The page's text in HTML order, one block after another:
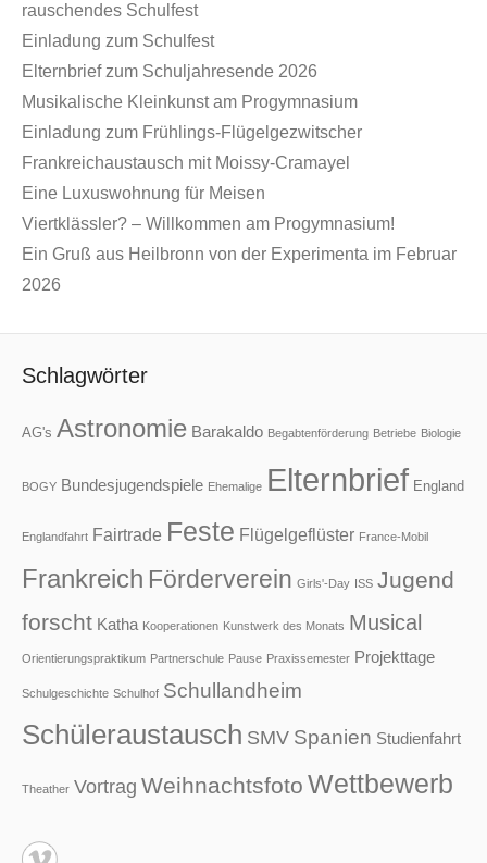
rauschendes Schulfest
Einladung zum Schulfest
Elternbrief zum Schuljahresende 2026
Musikalische Kleinkunst am Progymnasium
Einladung zum Frühlings-Flügelgezwitscher
Frankreichaustausch mit Moissy-Cramayel
Eine Luxuswohnung für Meisen
Viertklässler? – Willkommen am Progymnasium!
Ein Gruß aus Heilbronn von der Experimenta im Februar
2026
Schlagwörter
AG's Astronomie Barakaldo Begabtenförderung Betriebe Biologie
BOGY Bundesjugendspiele Ehemalige Elternbrief England
Englandfahrt Fairtrade Feste Flügelgeflüster France-Mobil
Frankreich Förderverein Girls'-Day ISS Jugend
forscht Katha Kooperationen Kunstwerk des Monats Musical
Orientierungspraktikum Partnerschule Pause Praxissemester Projekttage
Schulgeschichte Schulhof Schullandheim
Schüleraustausch SMV Spanien Studienfahrt
Theather Vortrag Weihnachtsfoto Wettbewerb